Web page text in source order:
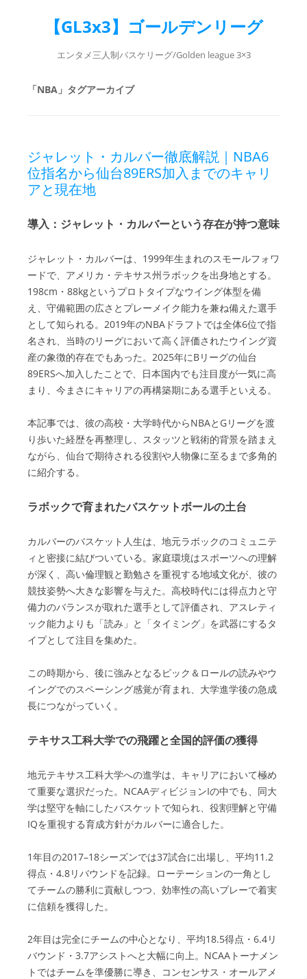
【GL3x3】ゴールデンリーグ
エンタメ三人制バスケリーグ/Golden league 3×3
「NBA 」タグアーカイブ
ジャレット・カルバー徹底解説｜NBA6
位指名から仙台89ERS加入までのキャリ
アと現在地
導入：ジャレット・カルバーという存在が持つ意味
ジャレット・カルバーは、1999年生まれのスモールフォワ
ードで、アメリカ・テキサス州ラボックを出身地とする。
198cm・88kgというプロトタイプなウイング体型を備
え、守備範囲の広さとプレーメイク能力を兼ね備えた選手
として知られる。2019年のNBAドラフトでは全体6位で指
名され、当時のリーグにおいて高く評価されたウイング資
産の象徴的存在でもあった。2025年にBリーグの仙台
89ERSへ加入したことで、日本国内でも注目度が一気に高
まり、今まさにキャリアの再構築期にある選手といえる。
本記事では、彼の高校・大学時代からNBAとGリーグを渡
り歩いた経歴を再整理し、スタッツと戦術的背景を踏まえ
ながら、仙台で期待される役割や人物像に至るまで多角的
に紹介する。
ラボックで育まれたバスケットボールの土台
カルバーのバスケット人生は、地元ラボックのコミュニテ
ィと密接に結びついている。家庭環境はスポーツへの理解
が深く、高い倫理観と勤勉さを重視する地域文化が、彼の
競技姿勢へ大きな影響を与えた。高校時代には得点力と守
備力のバランスが取れた選手として評価され、アスレティ
ック能力よりも「読み」と「タイミング」を武器にするタ
イプとして注目を集めた。
この時期から、後に強みとなるピック＆ロールの読みやウ
イングでのスペーシング感覚が育まれ、大学進学後の急成
長につながっていく。
テキサス工科大学での飛躍と全国的評価の獲得
地元テキサス工科大学への進学は、キャリアにおいて極め
て重要な選択だった。NCAAディビジョンIの中でも、同大
学は堅守を軸にしたバスケットで知られ、役割理解と守備
IQを重視する育成方針がカルバーに適合した。
1年目の2017–18シーズンでは37試合に出場し、平均11.2
得点・4.8リバウンドを記録。ローテーションの一角とし
てチームの勝利に貢献しつつ、効率性の高いプレーで着実
に信頼を獲得した。
2年目は完全にチームの中心となり、平均18.5得点・6.4リ
バウンド・3.7アシストへと大幅に向上。NCAAトーナメン
トではチームを準優勝に導き、コンセンサス・オールアメ